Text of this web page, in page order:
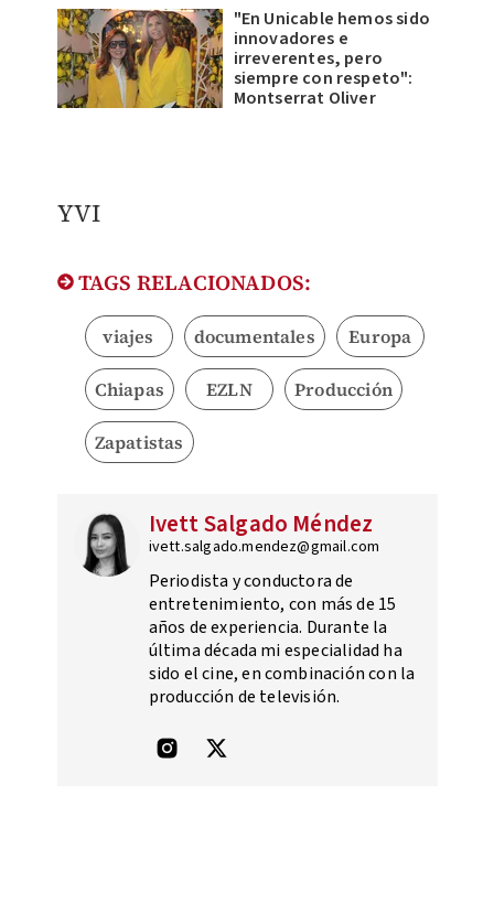
"En Unicable hemos sido
innovadores e
irreverentes, pero
siempre con respeto":
Montserrat Oliver
​YVI
TAGS RELACIONADOS:
viajes documentales Europa
Chiapas EZLN Producción
Zapatistas
Ivett Salgado Méndez
ivett.salgado.mendez@gmail.com
Periodista y conductora de
entretenimiento, con más de 15
años de experiencia. Durante la
última década mi especialidad ha
sido el cine, en combinación con la
producción de televisión.